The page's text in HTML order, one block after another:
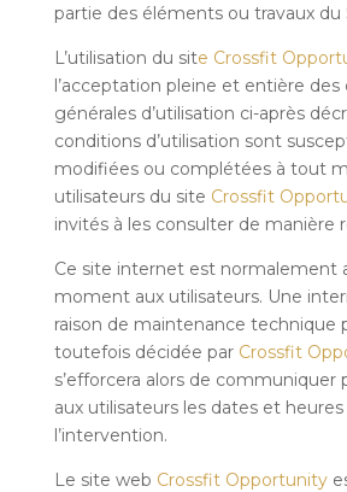
partie des éléments ou travaux du
L’utilisation du site Crossfit
l’acceptation pleine et entière des
générales d’utilisation ci-après
conditions d’utilisation sont
modifiées ou complétées à tout
utilisateurs du site Crossfit
invités à les consulter de manière
Ce site internet est normalement
moment aux utilisateurs. Une
raison de maintenance technique
toutefois décidée par Crossfit
s’efforcera alors de communiquer
aux utilisateurs les dates et heures
l’intervention.
Le site web Crossfit Opportunity